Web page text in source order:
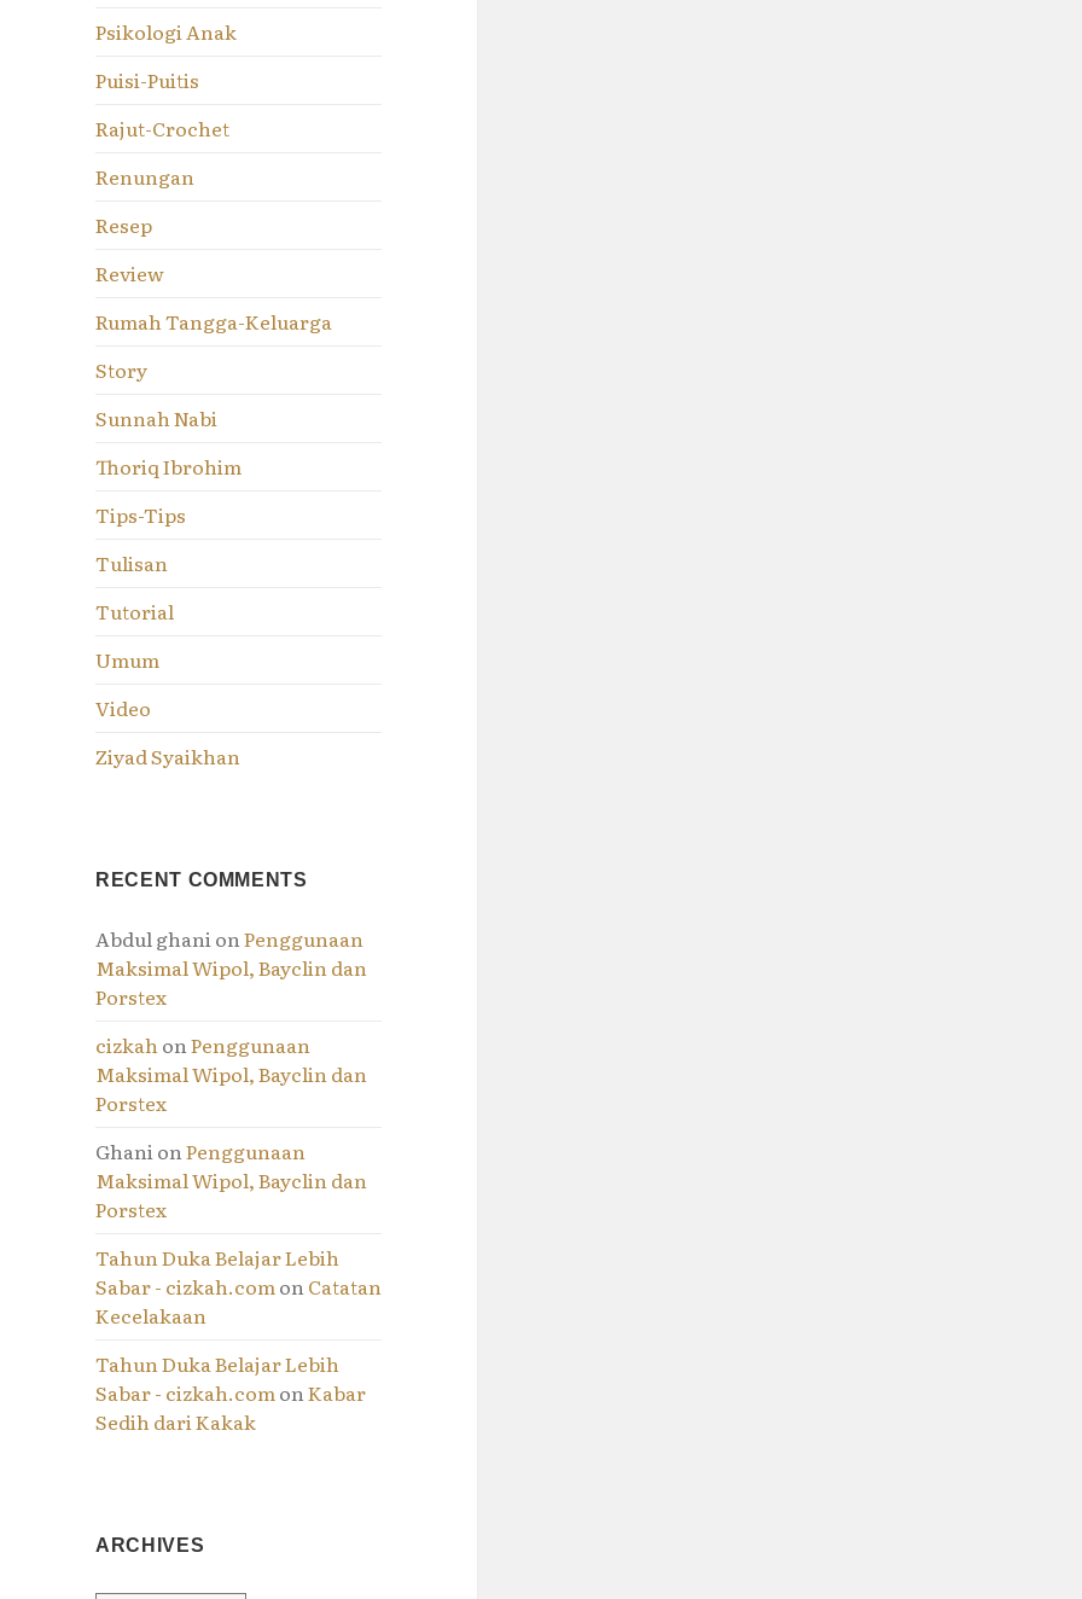
Psikologi Anak
Puisi-Puitis
Rajut-Crochet
Renungan
Resep
Review
Rumah Tangga-Keluarga
Story
Sunnah Nabi
Thoriq Ibrohim
Tips-Tips
Tulisan
Tutorial
Umum
Video
Ziyad Syaikhan
RECENT COMMENTS
Abdul ghanionPenggunaan
Maksimal Wipol, Bayclin dan
Porstex
cizkahonPenggunaan
Maksimal Wipol, Bayclin dan
Porstex
GhanionPenggunaan
Maksimal Wipol, Bayclin dan
Porstex
Tahun Duka Belajar Lebih
Sabar - cizkah.comonCatatan
Kecelakaan
Tahun Duka Belajar Lebih
Sabar - cizkah.comonKabar
Sedih dari Kakak
ARCHIVES